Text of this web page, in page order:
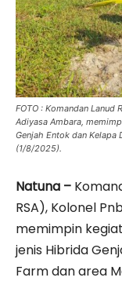
FOTO : Komandan Lanud
Adiyasa Ambara,
Genjah Entok dan Kelapa
(1/8/2025).
Natuna –
RSA), Kolonel
memimpin
jenis Hibrida
Farm dan area